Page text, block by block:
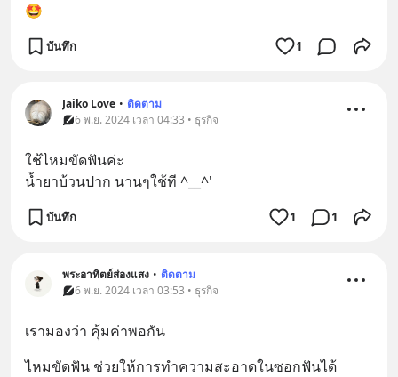
🤩
บันทึก 1
Jaiko Love • ติดตาม
6 พ.ย. 2024 เวลา 04:33 • ธุรกิจ
ใช้ไหมขัดฟันค่ะ
น้ำยาบ้วนปาก นานๆใช้ที ^__^'
บันทึก 1 1
พระอาทิตย์ส่องแสง • ติดตาม
6 พ.ย. 2024 เวลา 03:53 • ธุรกิจ
เรามองว่า คุ้มค่าพอกัน
ไหมขัดฟัน ช่วยให้การทำความสะอาดในซอกฟันได้